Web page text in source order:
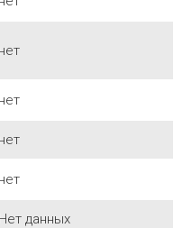
нет
нет
нет
нет
Нет данных